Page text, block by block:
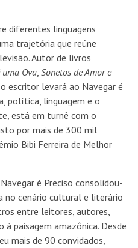
diferentes linguagens
trajetória que reúne
Autor de livros
uma Ova, Sonetos de Amor e
escritor levará ao Navegar é
política, linguagem e o
está em turnê com o
por mais de 300 mil
Bibi Ferreira de Melhor
é Preciso consolidou-
no cenário cultural e literário
entre leitores, autores,
à paisagem amazônica. Desde
mais de 90 convidados,